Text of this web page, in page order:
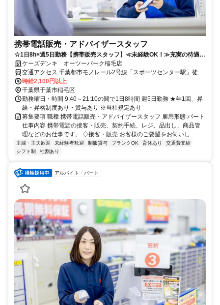
携帯電話販売・アドバイザースタッフ
☆1日8h×週5日勤務【携帯販売スタッフ】≪未経験OK！≫充実の待遇で
働きやすさ抜群◎
ケーズデンキ オーツーパーク稲毛店
交通アクセス 千葉都市モノレール2号線「スポーツセンター駅」徒歩
13分
時給2,100円以上
千葉県千葉市稲毛区
勤務曜日・時間 9:40～21:10の間で1日8時間 週5日勤務 ★年1回、昇
給・昇格制度あり・賞与あり ※当社規定あり
募集要項 職種 携帯電話販売・アドバイザースタッフ 雇用形態 パート
仕事内容 携帯電話の接客・販売、契約手続、レジ、品出し、商品管
理などのお仕事です。 ◇接客・販売 お客様のご要望をお伺いし...
主婦・主夫歓迎 未経験者歓迎 制服貸与 ブランクOK 育休あり
交通費支給
シフト制
社割あり
アルバイト・パート